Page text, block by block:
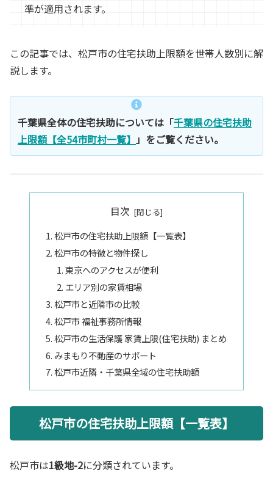
準が適用されます。
この記事では、松戸市の住宅扶助上限額を世帯人数別に解
説します。
千葉県全体の住宅扶助については「千葉県の住宅扶助
上限額【全54市町村一覧】 」をご覧ください。
目次
松戸市の住宅扶助上限額【一覧表】
松戸市の特徴と物件探し
東京へのアクセスが便利
エリア別の家賃相場
松戸市と近隣市の比較
松戸市 福祉事務所情報
松戸市の生活保護 家賃上限(住宅扶助) まとめ
みまもり不動産のサポート
松戸市近隣・千葉県全域の住宅扶助額
松戸市の住宅扶助上限額【一覧表】
松戸市は1級地-2に分類されています。